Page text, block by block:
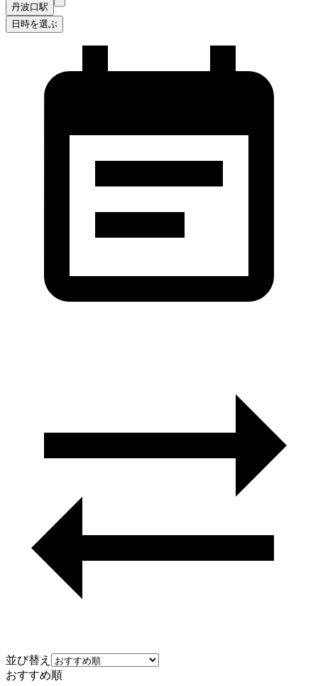
丹波口駅
日時を選ぶ
並び替え
おすすめ順